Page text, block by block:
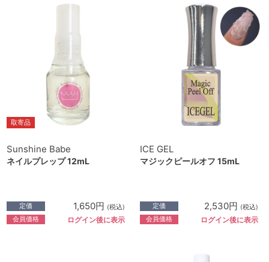
取寄品
Sunshine Babe
ネイルプレップ 12mL
定価 1,650円 (税込)
会員価格 ログイン後に表示
ICE GEL
マジックピールオフ 15mL
定価 2,530円 (税込)
会員価格 ログイン後に表示